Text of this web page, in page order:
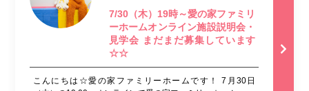
7/30（木）19時～愛の家ファミリ
ーホームオンライン施設説明会・
見学会 まだまだ募集しています
☆☆
こんにちは☆愛の家ファミリーホームです！ 7月30日